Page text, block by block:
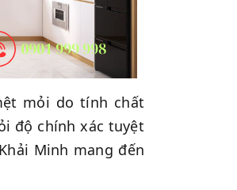
mỏi do tính chất
độ chính xác tuyệt
Minh mang đến